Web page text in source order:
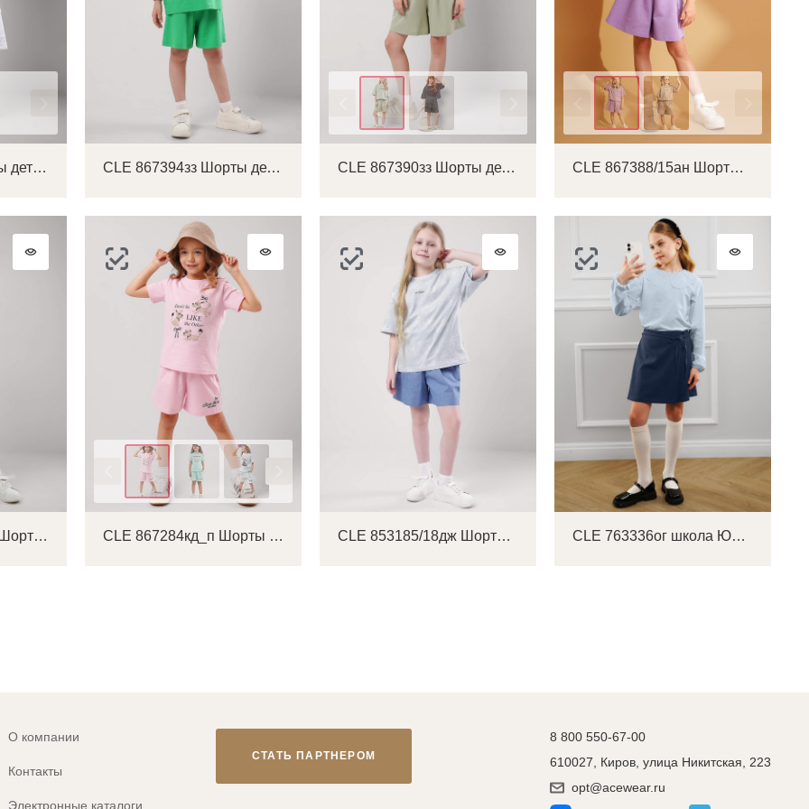
CLE 867397у Шорты детские для девочки CLE 867394зз Шорты детские для девочки CLE 867390зз Шорты детские для девочки CLE 867388/15ан Шорты детские для девочки
CLE 867358/13а_п Шорты детские для девочки CLE 867284кд_п Шорты детские для девочки CLE 853185/18дж Шорты детские для девочки CLE 763336ог школа Юбка детская для девочки
О компании
Контакты
Электронные каталоги
СТАТЬ ПАРТНЕРОМ
8 800 550-67-00
610027, Киров, улица Никитская, 223
opt@acewear.ru